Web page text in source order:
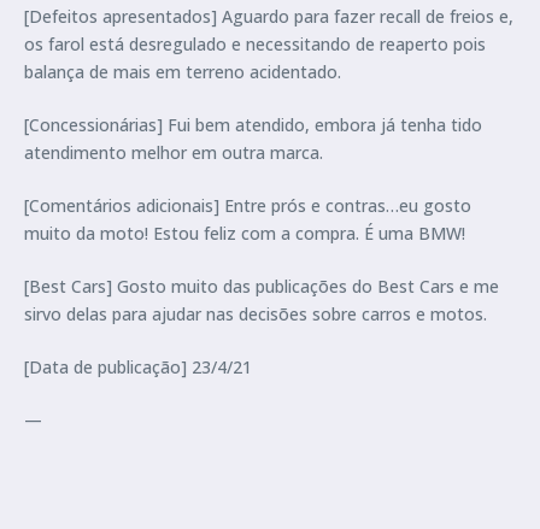
[Defeitos apresentados] Aguardo para fazer recall de freios e,
os farol está desregulado e necessitando de reaperto pois
balança de mais em terreno acidentado.
[Concessionárias] Fui bem atendido, embora já tenha tido
atendimento melhor em outra marca.
[Comentários adicionais] Entre prós e contras…eu gosto
muito da moto! Estou feliz com a compra. É uma BMW!
[Best Cars] Gosto muito das publicações do Best Cars e me
sirvo delas para ajudar nas decisões sobre carros e motos.
[Data de publicação] 23/4/21
—